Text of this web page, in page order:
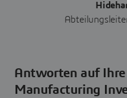
Antworten auf Ihre
Manufacturing